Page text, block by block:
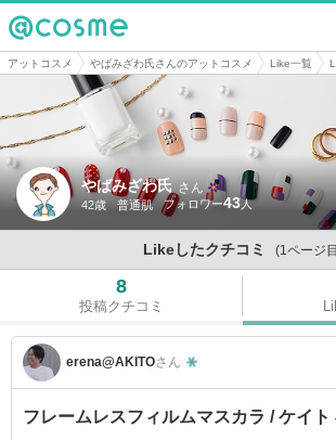
@cosme
アットコスメ やばみざわ氏さんのアットコスメ Like一覧
やばみざわ氏 さん
42歳 普通肌 43
Likeしたクチコミ (1ページ
8
投稿クチコミ
erena@AKITOさん
フレームレスフィルムマスカラ / ケイト